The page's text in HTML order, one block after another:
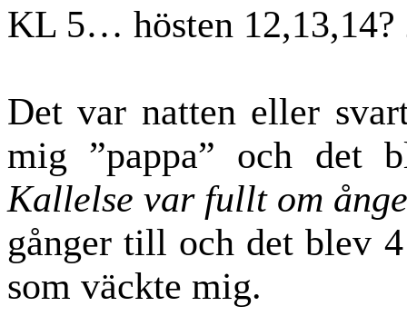
KL 5… hösten 12,13,14?
Det var natten eller
mig ”pappa” och det
Kallelse var fullt om
gånger till och det blev
som väckte mig.